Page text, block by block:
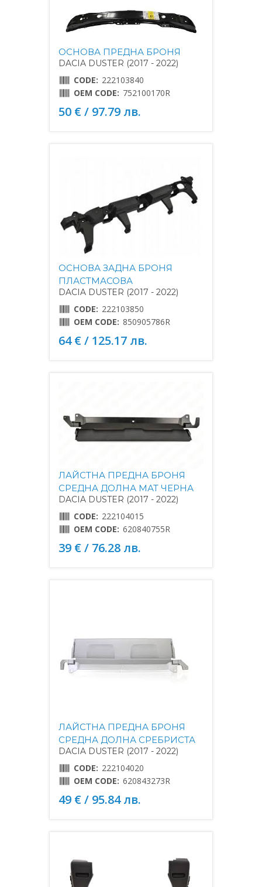
ОСНОВА ПРЕДНА БРОНЯ
DACIA DUSTER (2017 - 2022)
CODE: 222103840
OEM CODE: 752100170R
50 € / 97.79 лв.
ОСНОВА ЗАДНА БРОНЯ
ПЛАСТМАСОВА
DACIA DUSTER (2017 - 2022)
CODE: 222103850
OEM CODE: 850905786R
64 € / 125.17 лв.
ЛАЙСТНА ПРЕДНА БРОНЯ
СРЕДНА ДОЛНА МАТ ЧЕРНА
DACIA DUSTER (2017 - 2022)
CODE: 222104015
OEM CODE: 620840755R
39 € / 76.28 лв.
ЛАЙСТНА ПРЕДНА БРОНЯ
СРЕДНА ДОЛНА СРЕБРИСТА
DACIA DUSTER (2017 - 2022)
CODE: 222104020
OEM CODE: 620843273R
49 € / 95.84 лв.